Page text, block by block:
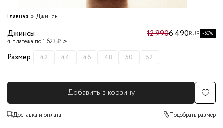
Главная Джинсы
Джинсы
4 платежа по 1 623 ₽
12 9906 490RUB -50%
Размер: 42 44 46 48 50 52
Добавить в корзину
Доставка и оплата Подобрать размер